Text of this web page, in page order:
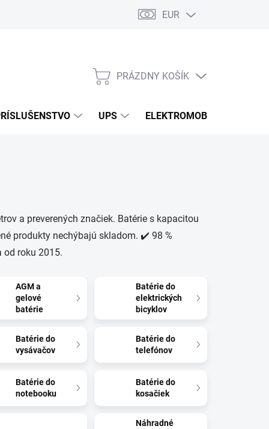
Podmienky ochrany osobných údajov Súbory cookies
EUR
NÁKUPNÝ
PRÁZDNY KOŠÍK
UPS ELEKTROMOBILITA
a preverených značiek. Batérie s kapacitou
produkty nechýbajú skladom. ✔️ 98 %
roku 2015.
AGM a
gelové
batérie
Batérie do
elektrických
bicyklov
Batérie do
vysávačov
Batérie do
telefónov
Batérie do
notebooku
Batérie do
kosačiek
Náhradné